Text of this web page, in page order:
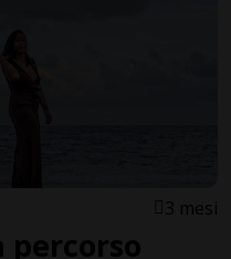
3 mesi
percorso